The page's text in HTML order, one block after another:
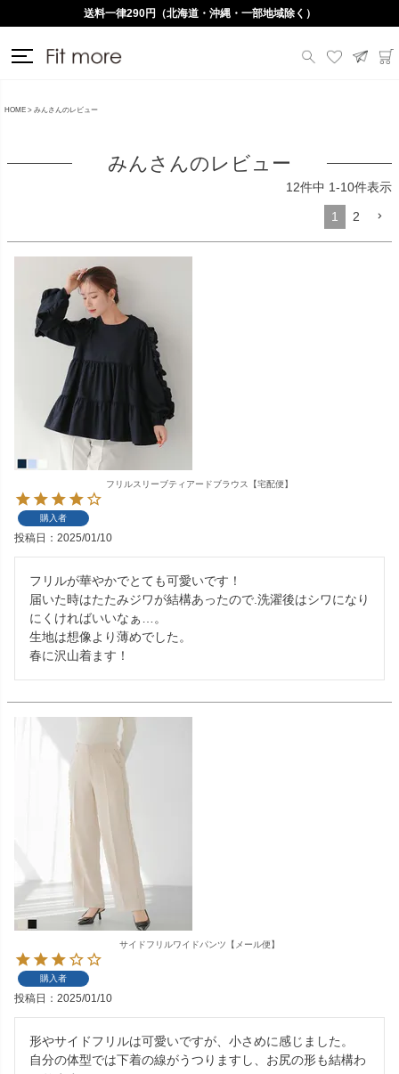
送料一律290円（北海道・沖縄・一部地域除く）
HOME みんさんのレビュー
みんさんのレビュー
12件中 1-10件表示
1 2
フリルスリーブティアードブラウス【宅配便】
購入者
投稿日 2025/01/10
フリルが華やかでとても可愛いです！
届いた時はたたみジワが結構あったので.洗濯後はシワになり
にくければいいなぁ…。
生地は想像より薄めでした。
春に沢山着ます！
サイドフリルワイドパンツ【メール便】
購入者
投稿日 2025/01/10
形やサイドフリルは可愛いですが、小さめに感じました。
自分の体型では下着の線がうつりますし、お尻の形も結構わ